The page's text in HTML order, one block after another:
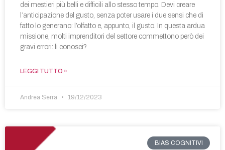
dei mestieri più belli e difficili allo stesso tempo. Devi creare
l’anticipazione del gusto, senza poter usare i due sensi che di
fatto lo generano: l’olfatto e, appunto, il gusto. In questa ardua
missione, molti imprenditori del settore commettono però dei
gravi errori: li conosci?
LEGGI TUTTO »
Andrea Serra 19/12/2023
BIAS COGNITIVI